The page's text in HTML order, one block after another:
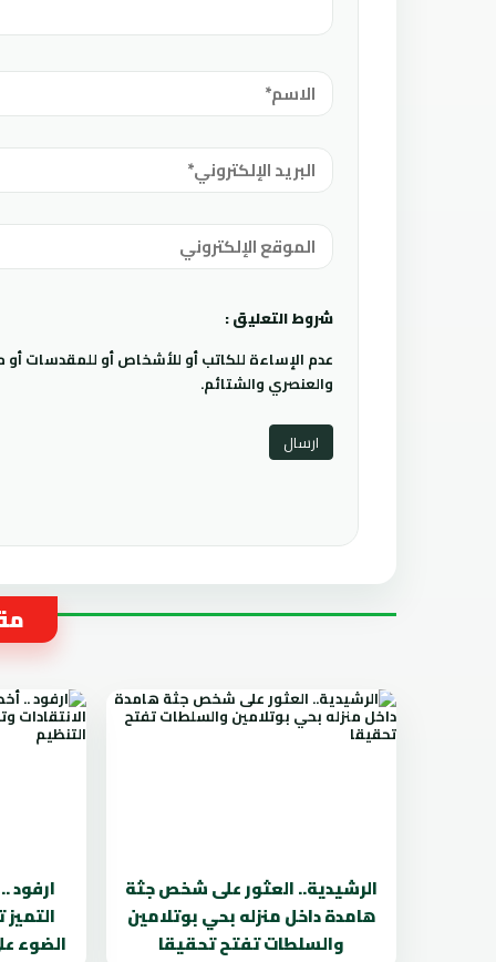
شروط التعليق :
عدم الإساءة للكاتب أو للأشخاص أو للمقدسات أو
والعنصري والشتائم.
الرشيدية.. العثور على شخص جثة
هامدة داخل منزله بحي بوتلامين
والسلطات تفتح تحقيقا
ارفود
الضوء